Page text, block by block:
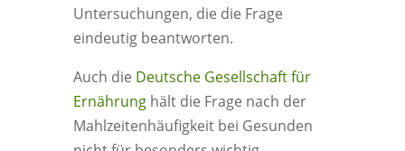
Untersuchungen, die die Frage
eindeutig beantworten.
Auch die Deutsche Gesellschaft für
Ernährunghält die Frage nach der
Mahlzeitenhäufigkeit bei Gesunden